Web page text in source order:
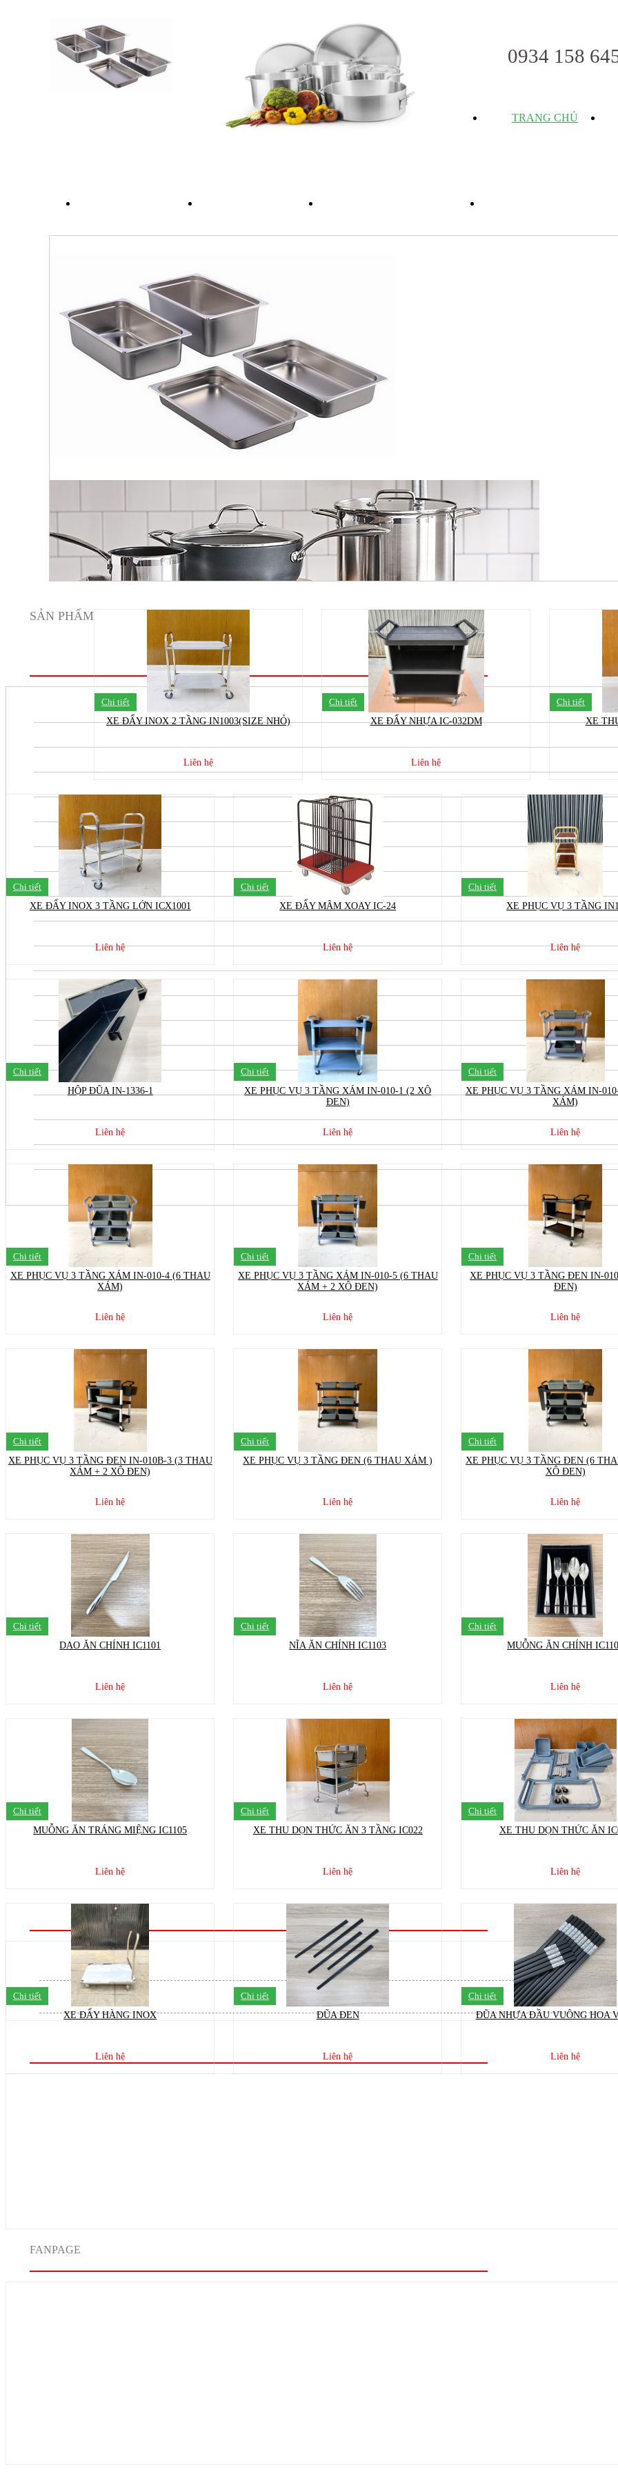
0934 158
TRANG CHỦ
SẢN PHẨM
Chi tiết
XE ĐẨY INOX 2 TẦNG IN1003(SIZE NHỎ)
Liên hệ
Chi tiết
XE ĐẨY NHỰA IC-032DM
Liên hệ
Chi tiết
XE
Chi tiết
XE ĐẨY INOX 3 TẦNG LỚN ICX1001
Liên hệ
Chi tiết
XE ĐẨY MÂM XOAY IC-24
Liên hệ
Chi tiết
XE PHỤC VỤ 3 TẦNG
Liên hệ
Chi tiết
HỘP ĐŨA IN-1336-1
Liên hệ
Chi tiết
XE PHỤC VỤ 3 TẦNG XÁM IN-010-1 (2 XÔ
ĐEN)
Liên hệ
Chi tiết
XE PHỤC VỤ 3 TẦNG XÁM IN-
XÁM)
Liên hệ
Chi tiết
XE PHỤC VỤ 3 TẦNG XÁM IN-010-4 (6 THAU
XÁM)
Liên hệ
Chi tiết
XE PHỤC VỤ 3 TẦNG XÁM IN-010-5 (6 THAU
XÁM + 2 XÔ ĐEN)
Liên hệ
Chi tiết
XE PHỤC VỤ 3 TẦNG ĐEN IN-
ĐEN)
Liên hệ
Chi tiết
XE PHỤC VỤ 3 TẦNG ĐEN IN-010B-3 (3 THAU
XÁM + 2 XÔ ĐEN)
Liên hệ
Chi tiết
XE PHỤC VỤ 3 TẦNG ĐEN (6 THAU XÁM )
Liên hệ
Chi tiết
XE PHỤC VỤ 3 TẦNG ĐEN (6
XÔ ĐEN)
Liên hệ
Chi tiết
DAO ĂN CHÍNH IC1101
Liên hệ
Chi tiết
NĨA ĂN CHÍNH IC1103
Liên hệ
Chi tiết
MUỖNG ĂN CHÍNH
Liên hệ
Chi tiết
MUỖNG ĂN TRÁNG MIỆNG IC1105
Liên hệ
Chi tiết
XE THU DỌN THỨC ĂN 3 TẦNG IC022
Liên hệ
Chi tiết
XE THU DỌN THỨC ĂN
Liên hệ
Chi tiết
XE ĐẨY HÀNG INOX
Liên hệ
Chi tiết
ĐŨA ĐEN
Liên hệ
Chi tiết
ĐŨA NHỰA ĐẦU VUÔNG HOA
Liên hệ
FANPAGE